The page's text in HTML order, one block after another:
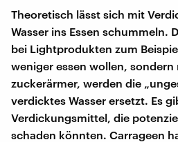
Theoretisch lässt sich mit
Wasser ins Essen schummeln.
bei Lightprodukten zum
weniger essen wollen,
zuckerärmer, werden die
verdicktes Wasser ersetzt. Es
Verdickungsmittel, die
schaden könnten. Carrageen